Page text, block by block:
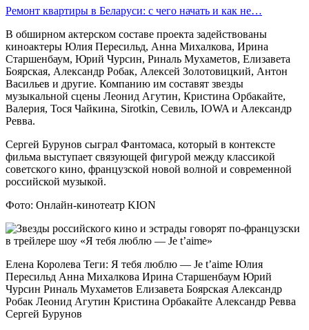
Ремонт квартиры в Беларуси: с чего начать и как не…
В обширном актерском составе проекта задействованы
киноактеры Юлия Пересильд, Анна Михалкова, Ирина
Старшенбаум, Юрий Чурсин, Риналь Мухаметов, Елизавета
Боярская, Александр Робак, Алексей Золотовицкий, Антон
Васильев и другие. Компанию им составят звезды
музыкальной сцены Леонид Агутин, Кристина Орбакайте,
Валерия, Тося Чайкина, Sirotkin, Севиль, IOWA и Александр
Ревва.
Сергей Бурунов сыграл Фантомаса, который в контексте
фильма выступает связующей фигурой между классикой
советского кино, французской новой волной и современной
российской музыкой.
Фото: Онлайн-кинотеатр KION
Елена Королева Теги: Я тебя люблю — Je t’aime Юлия
Пересильд Анна Михалкова Ирина Старшенбаум Юрий
Чурсин Риналь Мухаметов Елизавета Боярская Александр
Робак Леонид Агутин Кристина Орбакайте Александр Ревва
Сергей Бурунов